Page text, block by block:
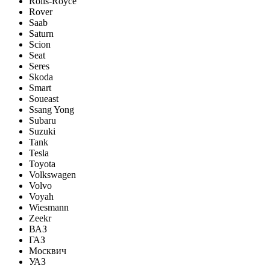
Rover
Saab
Saturn
Scion
Seat
Seres
Skoda
Smart
Soueast
Ssang Yong
Subaru
Suzuki
Tank
Tesla
Toyota
Volkswagen
Volvo
Voyah
Wiesmann
Zeekr
ВАЗ
ГАЗ
Москвич
УАЗ